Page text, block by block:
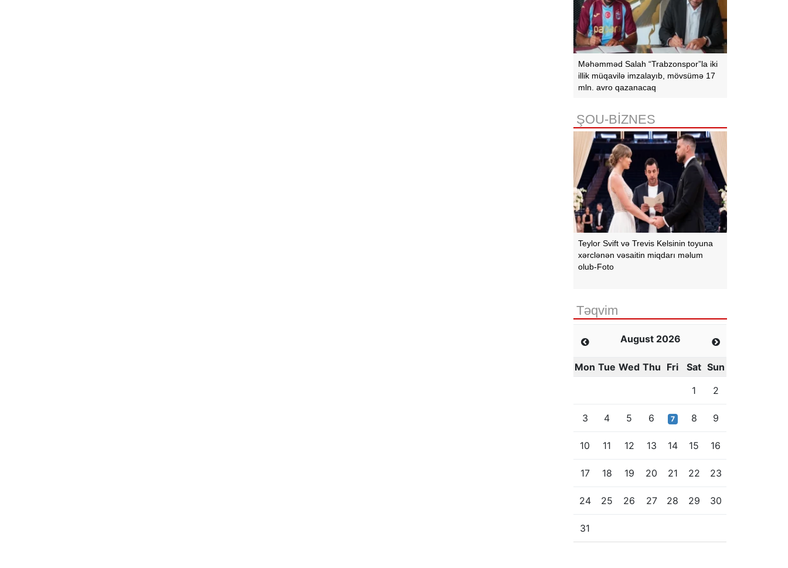
Məhəmməd Salah “Trabzonspor”la iki
illik müqavilə imzalayıb, mövsümə 17
mln. avro qazanacaq
ŞOU-BİZNES
Teylor Svift və Trevis Kelsinin toyuna
xərclənən vəsaitin miqdarı məlum
olub-Foto
Təqvim
August 2026
Mon Tue Wed Thu Fri Sat Sun
1
2
3 4 5 6 7 8 9
10 11 12 13 14 15 16
17 18 19 20 21 22 23
24 25 26 27 28 29 30
31